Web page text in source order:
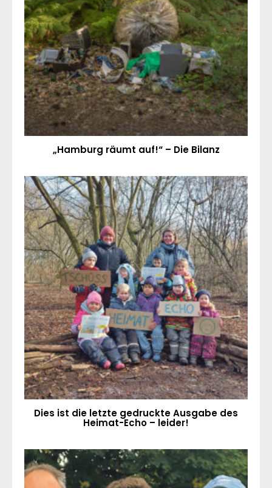
„Hamburg räumt auf!“ – Die Bilanz
Dies ist die letzte gedruckte Ausgabe des
Heimat-Echo – leider!